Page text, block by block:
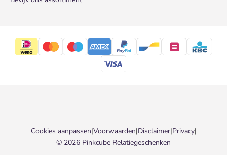
Cookies aanpassen|Voorwaarden|Disclaimer|Privacy|
© 2026 Pinkcube Relatiegeschenken